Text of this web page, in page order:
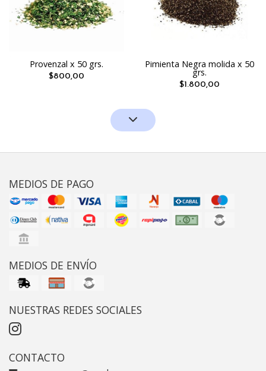
Provenzal x 50 grs.
$800,00
Pimienta Negra molida x 50
grs.
$1.800,00
MEDIOS DE PAGO
MEDIOS DE ENVÍO
NUESTRAS REDES SOCIALES
CONTACTO